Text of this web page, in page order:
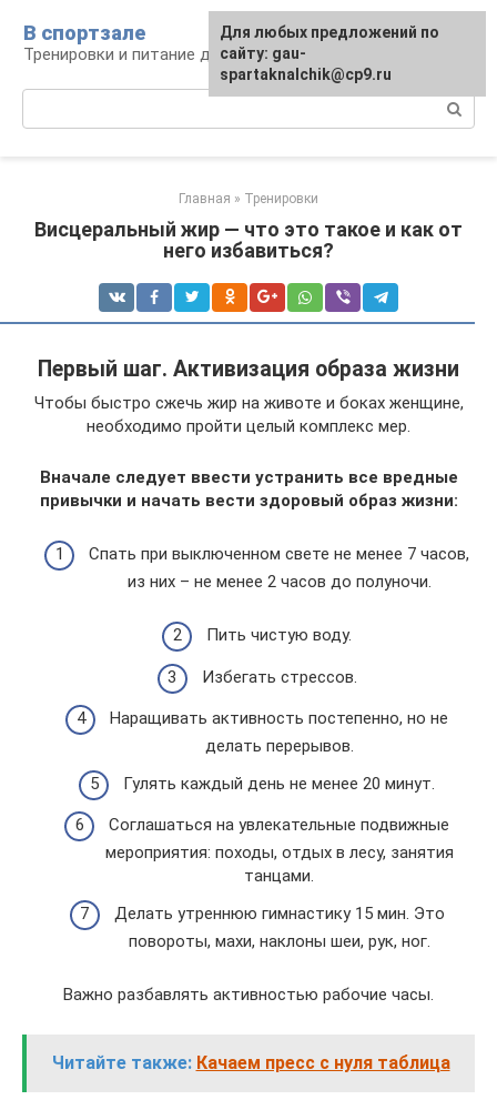
контенту
В спортзале
Тренировки и питание для здоровья
Главная » Тренировки
Висцеральный жир — что это такое и как от
него избавиться?
Первый шаг. Активизация образа жизни
Чтобы быстро сжечь жир на животе и боках женщине,
необходимо пройти целый комплекс мер.
Вначале следует ввести устранить все вредные
привычки и начать вести здоровый образ жизни:
Спать при выключенном свете не менее 7 часов,
из них – не менее 2 часов до полуночи.
Пить чистую воду.
Избегать стрессов.
Наращивать активность постепенно, но не
делать перерывов.
Гулять каждый день не менее 20 минут.
Соглашаться на увлекательные подвижные
мероприятия: походы, отдых в лесу, занятия
танцами.
Делать утреннюю гимнастику 15 мин. Это
повороты, махи, наклоны шеи, рук, ног.
Важно разбавлять активностью рабочие часы.
Читайте также: Качаем пресс с нуля таблица
Для любых предложений по
сайту: gau-
spartaknalchik@cp9.ru